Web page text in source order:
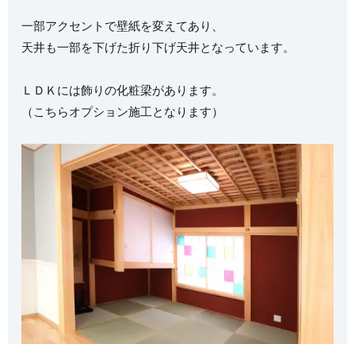
一部アクセントで壁紙を変えてあり、
天井も一部を下げた折り下げ天井となっています。
ＬＤＫには飾りの化粧梁があります。
（こちらオプション施工となります）